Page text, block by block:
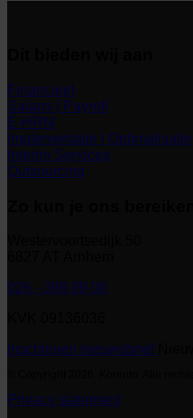
Financieel
Salaris | Payroll
E-HRM
Implementatie | Optimalisatie
Interim Services
Outsourcing
026 - 389 89 00
Inschrijven nieuwsbrief
Privacy statement